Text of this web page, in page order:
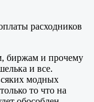
расходников
биржам и прочему
и все.
модных
то что на